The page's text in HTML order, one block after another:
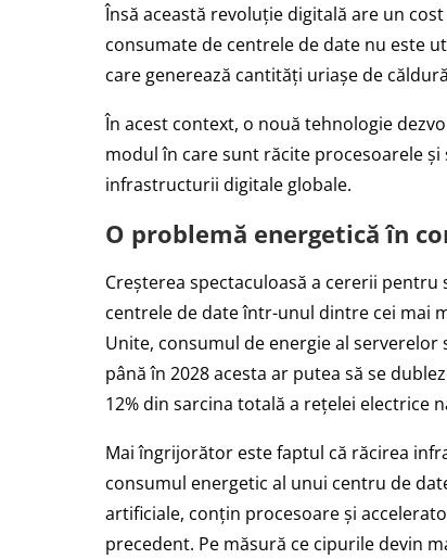
Însă această revoluție digitală are un
consumate de centrele de date nu este
care generează cantități uriașe de
În acest context, o nouă tehnologie
modul în care sunt răcite procesoarele
infrastructurii digitale globale.
O problemă energetică în
Creșterea spectaculoasă a cererii
centrele de date într-unul dintre cei mai
Unite, consumul de energie al serverelor
până în 2028 acesta ar putea să se
12% din sarcina totală a rețelei electrice
Mai îngrijorător este faptul că răcirea
consumul energetic al unui centru de
artificiale, conțin procesoare și
precedent. Pe măsură ce cipurile devin